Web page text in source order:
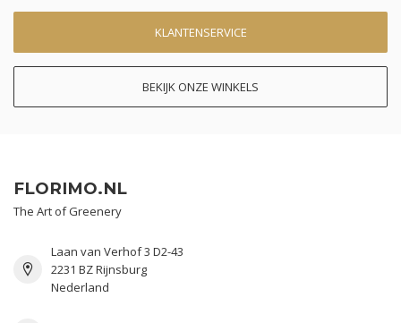
KLANTENSERVICE
BEKIJK ONZE WINKELS
FLORIMO.NL
The Art of Greenery
Laan van Verhof 3 D2-43
2231 BZ Rijnsburg
Nederland